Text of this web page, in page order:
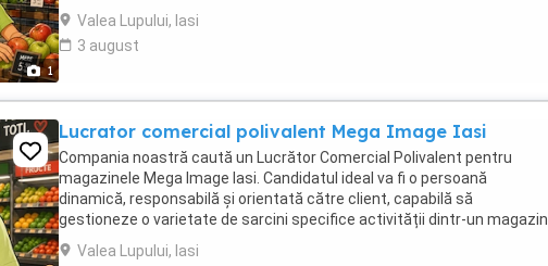
1
sarcini comerciale ...
Valea Lupului, Iasi
3 august
Lucrator comercial polivalent Mega Image Iasi
Compania noastră caută un Lucrător Comercial Polivalent pentru
magazinele Mega Image Iasi. Candidatul ideal va fi o persoană
dinamică, responsabilă și orientată către client, capabilă să
gestioneze o varietate de sarcini specifice activității dintr-un magazin
alimentar. **Responsabilități principale:** * ...
Valea Lupului, Iasi